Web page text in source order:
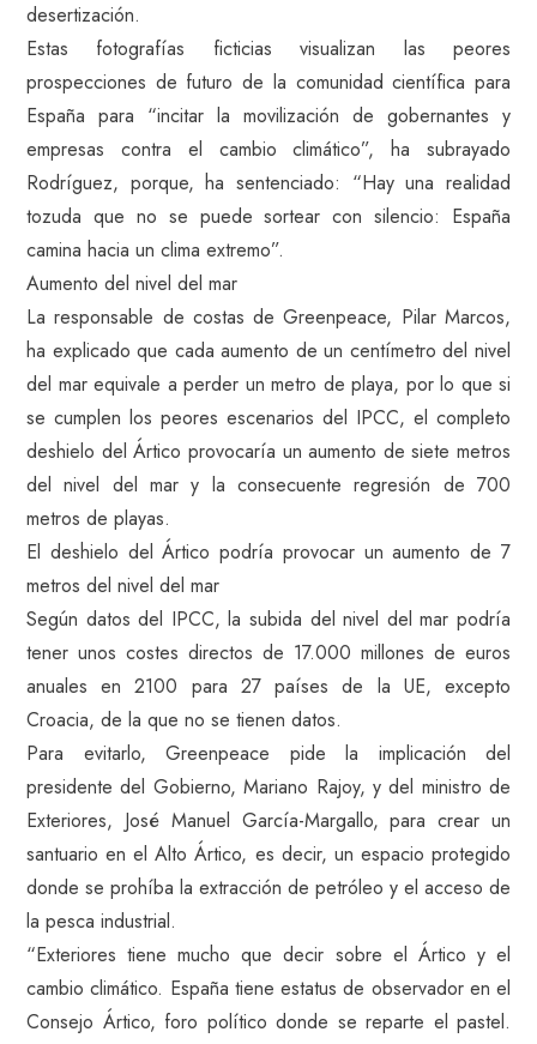
desertización.
Estas fotografías ficticias visualizan las peores
prospecciones de futuro de la comunidad científica para
España para “incitar la movilización de gobernantes y
empresas contra el cambio climático”, ha subrayado
Rodríguez, porque, ha sentenciado: “Hay una realidad
tozuda que no se puede sortear con silencio: España
camina hacia un clima extremo”.
Aumento del nivel del mar
La responsable de costas de Greenpeace, Pilar Marcos,
ha explicado que cada aumento de un centímetro del nivel
del mar equivale a perder un metro de playa, por lo que si
se cumplen los peores escenarios del IPCC, el completo
deshielo del Ártico provocaría un aumento de siete metros
del nivel del mar y la consecuente regresión de 700
metros de playas.
El deshielo del Ártico podría provocar un aumento de 7
metros del nivel del mar
Según datos del IPCC, la subida del nivel del mar podría
tener unos costes directos de 17.000 millones de euros
anuales en 2100 para 27 países de la UE, excepto
Croacia, de la que no se tienen datos.
Para evitarlo, Greenpeace pide la implicación del
presidente del Gobierno, Mariano Rajoy, y del ministro de
Exteriores, José Manuel García-Margallo, para crear un
santuario en el Alto Ártico, es decir, un espacio protegido
donde se prohíba la extracción de petróleo y el acceso de
la pesca industrial.
“Exteriores tiene mucho que decir sobre el Ártico y el
cambio climático. España tiene estatus de observador en el
Consejo Ártico, foro político donde se reparte el pastel.